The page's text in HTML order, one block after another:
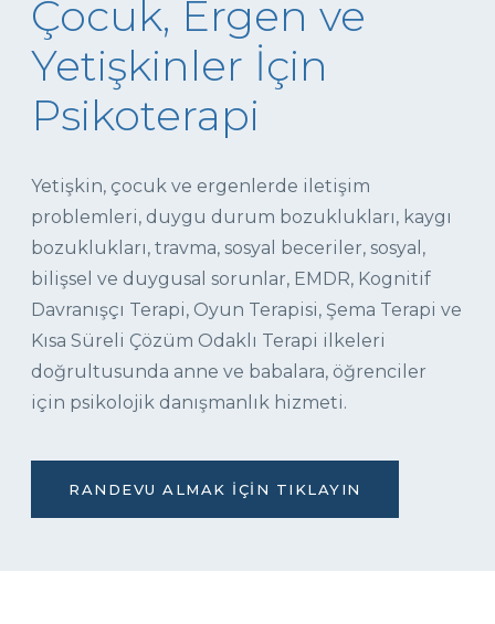
Çocuk, Ergen ve
Yetişkinler İçin
Psikoterapi
Yetişkin, çocuk ve ergenlerde iletişim
problemleri, duygu durum bozuklukları, kaygı
bozuklukları, travma, sosyal beceriler, sosyal,
bilişsel ve duygusal sorunlar, EMDR, Kognitif
Davranışçı Terapi, Oyun Terapisi, Şema Terapi ve
Kısa Süreli Çözüm Odaklı Terapi ilkeleri
doğrultusunda anne ve babalara, öğrenciler
için psikolojik danışmanlık hizmeti.
RANDEVU ALMAK İÇIN TIKLAYIN